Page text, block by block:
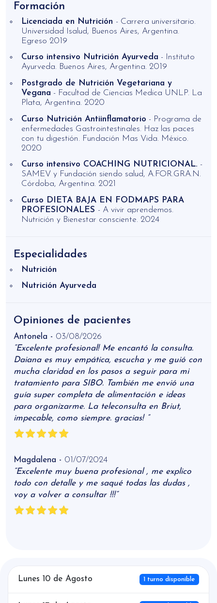
Formación
Licenciada en Nutrición - Carrera universitario.
Universidad Isalud, Buenos Aires, Argentina.
Egreso 2019
Curso intensivo Nutrición Ayurveda - Instituto
Ayurveda. Buenos Aires, Argentina. 2019
Postgrado de Nutrición Vegetariana y
Vegana - Facultad de Ciencias Medica UNLP. La
Plata, Argentina. 2020
Curso Nutrición Antiinflamatorio - Programa de
enfermedades Gastrointestinales. Haz las paces
con tu digestión. Fundación Mas Vida. México.
2020
Curso intensivo COACHING NUTRICIONAL. -
SAMEV y Fundación siendo salud, A.FOR.GRA.N.
Córdoba, Argentina. 2021
Curso DIETA BAJA EN FODMAPS PARA
PROFESIONALES - A vivir aprendemos.
Nutrición y Bienestar consciente. 2024
Especialidades
Nutrición
Nutrición Ayurveda
Opiniones de pacientes
Antonela - 03/08/2026
“Excelente profesional! Me encantó la consulta.
Daiana es muy empática, escucha y me guió con
mucha claridad en los pasos a seguir para mi
tratamiento para SIBO. También me envió una
guía super completa de alimentación e ideas
para organizarme. La teleconsulta en Briut,
impecable, como siempre. gracias! ”
Magdalena - 01/07/2024
“Excelente muy buena profesional , me explico
todo con detalle y me saqué todas las dudas ,
voy a volver a consultar !!!”
Lunes 10 de Agosto 1 turno disponible